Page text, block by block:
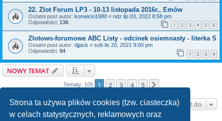
Strona ta używa plików cookies (tzw. ciasteczka)
w celach statystycznych, reklamowych oraz
22. Zlot Forum LP3 - 10-13 listopada 2016r., Emów
Ostatni post autor: konwicki1980 « ndz lip 03, 2022 8:58 pm
Odpowiedzi: 136 1 2 3 4 5 6
Zlotowo-forumowe ABC Listy - odcinek osiemnasty - literka S
Ostatni post autor: djjack « sob lis 20, 2021 9:00 pm
Odpowiedzi: 94 1 2 3 4
NOWY TEMAT
Tematy: 105 1 2 3 4 5 Następna
Przejdź do